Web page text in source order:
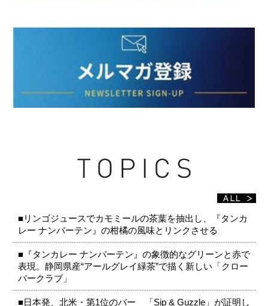
■リンゴジュースでカモミールの茶葉を抽出し、『タンカ
レー ナンバーテン』の柑橘の風味とリンクさせる
■『タンカレー ナンバーテン』の象徴的なグリーンと赤で
表現。静岡県産“アールグレイ緑茶”で描く新しい「クロー
バークラブ」
■日本発、北米・第1位のバー 「Sip & Guzzle」が証明し